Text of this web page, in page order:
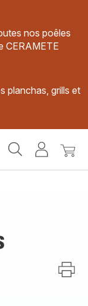
nos poêles
CERAMETE
planchas, grills et
MonMon